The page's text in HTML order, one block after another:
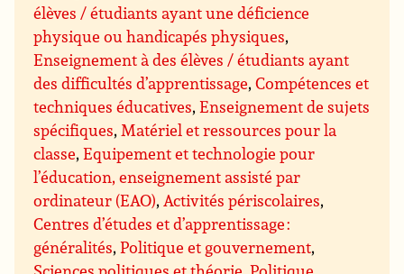
élèves / étudiants ayant une déficience
physique ou handicapés physiques,
Enseignement à des élèves / étudiants ayant
des difficultés d’apprentissage,Compétences et
techniques éducatives,Enseignement de sujets
spécifiques,Matériel et ressources pour la
classe,Equipement et technologie pour
l’éducation, enseignement assisté par
ordinateur (EAO),Activités périscolaires,
Centres d’études et d’apprentissage :
généralités,Politique et gouvernement,